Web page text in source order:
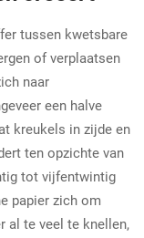
tussen kwetsbare
of verplaatsen
naar
een halve
kreukels in zijde en
ten opzichte van
tot vijfentwintig
papier zich om
al te veel te knellen,